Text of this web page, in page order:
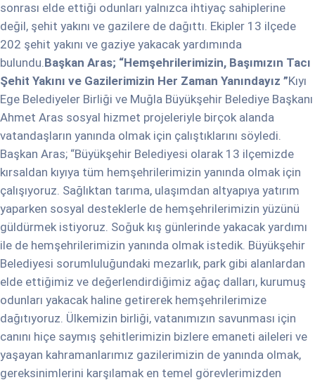
sonrası elde ettiği odunları yalnızca ihtiyaç sahiplerine
değil, şehit yakını ve gazilere de dağıttı. Ekipler 13 ilçede
202 şehit yakını ve gaziye yakacak yardımında
bulundu.Başkan Aras; “Hemşehrilerimizin, Başımızın Tacı
Şehit Yakını ve Gazilerimizin Her Zaman Yanındayız ”Kıyı
Ege Belediyeler Birliği ve Muğla Büyükşehir Belediye Başkanı
Ahmet Aras sosyal hizmet projeleriyle birçok alanda
vatandaşların yanında olmak için çalıştıklarını söyledi.
Başkan Aras; “Büyükşehir Belediyesi olarak 13 ilçemizde
kırsaldan kıyıya tüm hemşehrilerimizin yanında olmak için
çalışıyoruz. Sağlıktan tarıma, ulaşımdan altyapıya yatırım
yaparken sosyal desteklerle de hemşehrilerimizin yüzünü
güldürmek istiyoruz. Soğuk kış günlerinde yakacak yardımı
ile de hemşehrilerimizin yanında olmak istedik. Büyükşehir
Belediyesi sorumluluğundaki mezarlık, park gibi alanlardan
elde ettiğimiz ve değerlendirdiğimiz ağaç dalları, kurumuş
odunları yakacak haline getirerek hemşehrilerimize
dağıtıyoruz. Ülkemizin birliği, vatanımızın savunması için
canını hiçe saymış şehitlerimizin bizlere emaneti aileleri ve
yaşayan kahramanlarımız gazilerimizin de yanında olmak,
gereksinimlerini karşılamak en temel görevlerimizden